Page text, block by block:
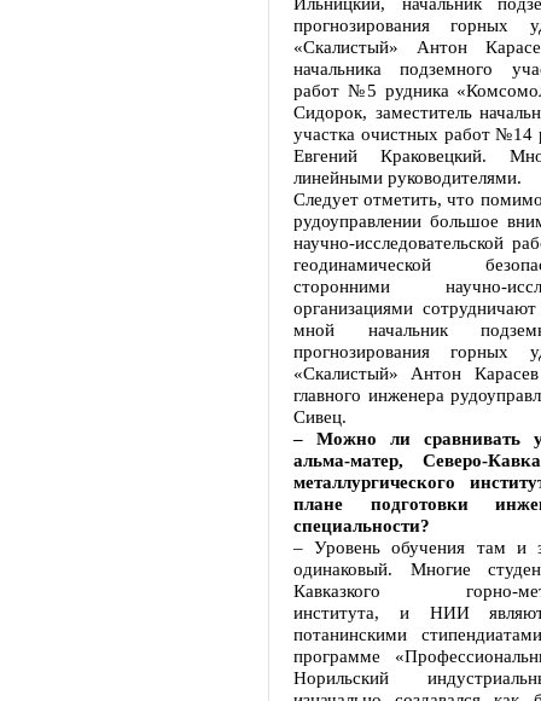
прогнозирования горных
«Скалистый» Антон
начальника подземного
работ №5 рудника
Сидорок, заместитель
участка очистных работ №14
Евгений Краковецкий.
линейными руководителями.
Следует отметить, что
рудоуправлении большое
научно-исследовательской
геодинамической
сторонними научно-
организациями
мной начальник
прогнозирования горных
«Скалистый» Антон
главного инженера
Сивец.
– Можно ли сравнивать
альма-матер, Северо-
металлургического
плане подготовки
специальности?
– Уровень обучения там и
одинаковый. Многие
Кавказкого горно-
института, и НИИ
потанинскими
программе
Норильский